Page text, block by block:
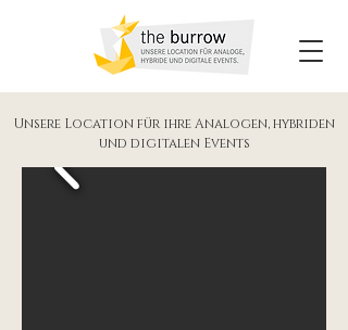
Unsere Location für ihre Analogen, hybriden
und digitalen Events